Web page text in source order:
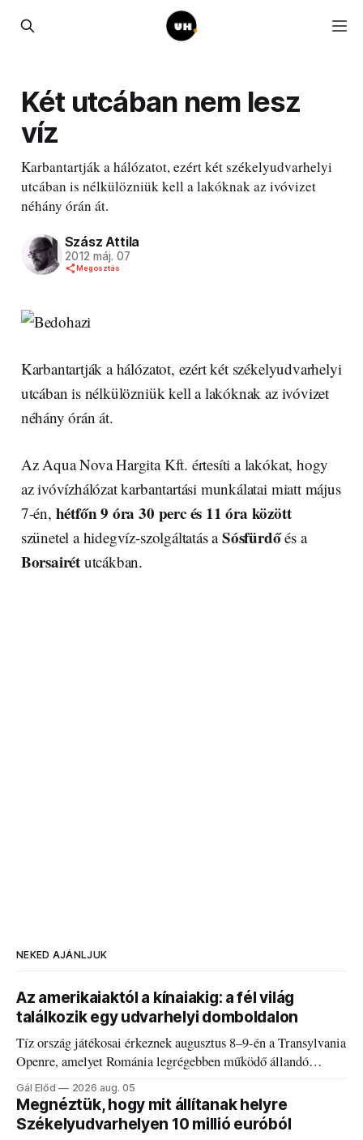
Két utcában nem lesz
víz
Karbantartják a hálózatot, ezért két székelyudvarhelyi
utcában is nélkülözniük kell a lakóknak az ivóvizet
néhány órán át.
Szász Attila
2012 máj. 07
Megosztás
Karbantartják a hálózatot, ezért két székelyudvarhelyi
utcában is nélkülözniük kell a lakóknak az ivóvizet
néhány órán át.
Az Aqua Nova Hargita Kft. értesíti a lakókat, hogy
az ivóvízhálózat karbantartási munkálatai miatt május
7-én, hétfőn 9 óra 30 perc és 11 óra között
szünetel a hidegvíz-szolgáltatás aSósfürdőés a
Borsairét utcákban.
NEKED AJÁNLJUK
Az amerikaiaktól a kínaiakig: a fél világ
találkozik egy udvarhelyi domboldalon
Tíz ország játékosai érkeznek augusztus 8–9-én a Transylvania
Openre, amelyet Románia legrégebben működő állandó
discgolfpályáján rendeznek meg.
Gál Előd 2026 aug. 05
Megnéztük, hogy mit állítanak helyre
Székelyudvarhelyen 10 millió euróból